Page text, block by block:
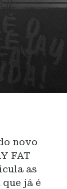
novo
FAT
as
já é